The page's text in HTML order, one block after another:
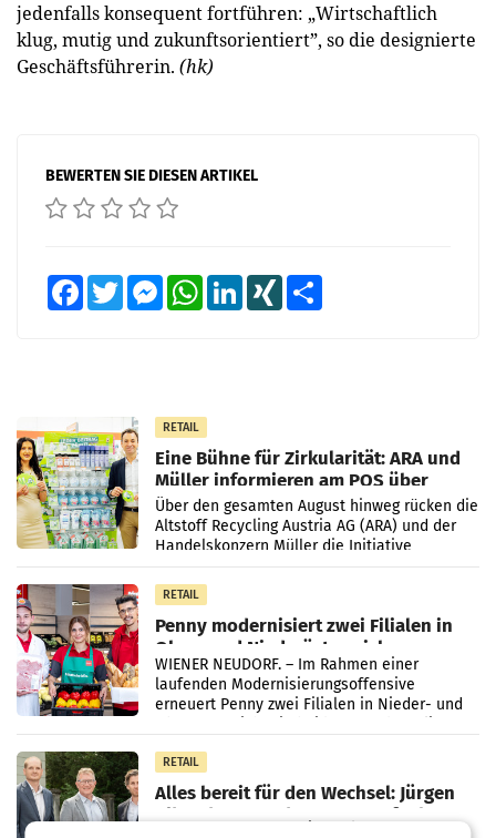
jedenfalls konsequent fortführen: „Wirtschaftlich
klug, mutig und zukunftsorientiert”, so die designierte
Geschäftsführerin. (hk)
BEWERTEN SIE DIESEN ARTIKEL
FacebookTwitter MessengerWhatsAppLinkedInXING
RETAIL
Eine Bühne für Zirkularität: ARA und
Müller informieren am POS über
Kreislauffähigkeit
Über den gesamten August hinweg rücken die
Altstoff Recycling Austria AG (ARA) und der
Handelskonzern Müller die Initiative
„Kreislauf-Helden“ in allen österreichischen
Müller-Filialen
RETAIL
Penny modernisiert zwei Filialen in
Ober- und Niederösterreich
WIENER NEUDORF. – Im Rahmen einer
laufenden Modernisierungsoffensive
erneuert Penny zwei Filialen in Nieder- und
RETAIL
Alles bereit für den Wechsel: Jürgen
Albrecht setzt ab 1.1.2027 auf Adeg